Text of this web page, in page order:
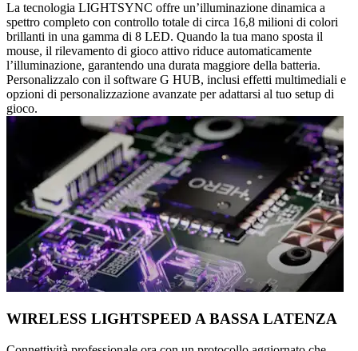
La tecnologia LIGHTSYNC offre un’illuminazione dinamica a
spettro completo con controllo totale di circa 16,8 milioni di colori
brillanti in una gamma di 8 LED. Quando la tua mano sposta il
mouse, il rilevamento di gioco attivo riduce automaticamente
l’illuminazione, garantendo una durata maggiore della batteria.
Personalizzalo con il software G HUB, inclusi effetti multimediali e
opzioni di personalizzazione avanzate per adattarsi al tuo setup di
gioco.
WIRELESS LIGHTSPEED A BASSA LATENZA